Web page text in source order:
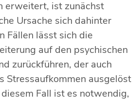
erweitert, ist zunächst
Ursache sich dahinter
Fällen lässt sich die
auf den psychischen
zurückführen, der auch
Stressaufkommen ausgelöst
Fall ist es notwendig,